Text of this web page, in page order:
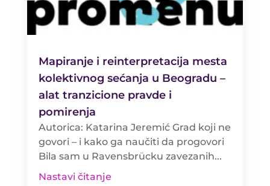
Mapiranje i reinterpretacija mesta
kolektivnog sećanja u Beogradu –
alat tranzicione pravde i
pomirenja
Autorica: Katarina Jeremić Grad koji ne
govori – i kako ga naučiti da progovori
Bila sam u Ravensbrücku zavezanih...
Nastavi čitanje